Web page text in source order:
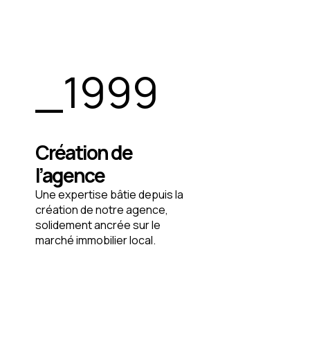
1999
Création de
l’agence
Une expertise bâtie depuis la
création de notre agence,
solidement ancrée sur le
marché immobilier local.